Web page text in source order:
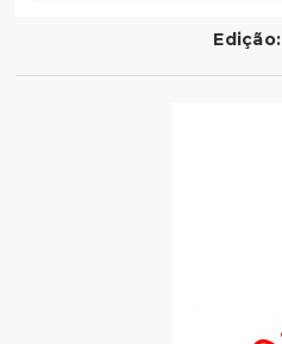
Edição: